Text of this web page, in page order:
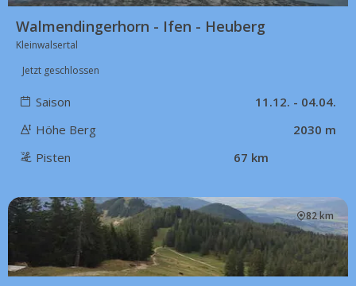
Walmendingerhorn - Ifen - Heuberg
Kleinwalsertal
Jetzt geschlossen
Saison
11.12. - 04.04.
Höhe Berg
2030 m
Pisten
67 km
82 km